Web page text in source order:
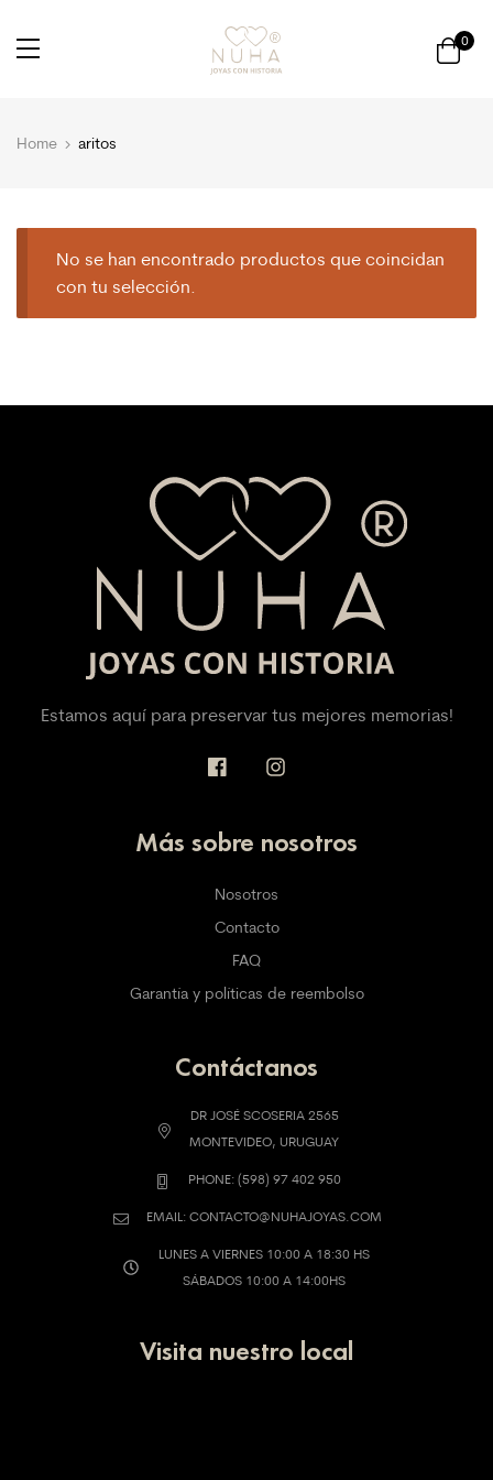
0
Home aritos
No se han encontrado productos que coincidan
con tu selección.
Estamos aquí para preservar tus mejores memorias!
Más sobre nosotros
Nosotros
Contacto
FAQ
Garantía y políticas de reembolso
Contáctanos
DR JOSÉ SCOSERIA 2565
MONTEVIDEO, URUGUAY
PHONE: (598) 97 402 950
EMAIL: CONTACTO@NUHAJOYAS.COM
LUNES A VIERNES 10:00 A 18:30 HS
SÁBADOS 10:00 A 14:00HS
Visita nuestro local